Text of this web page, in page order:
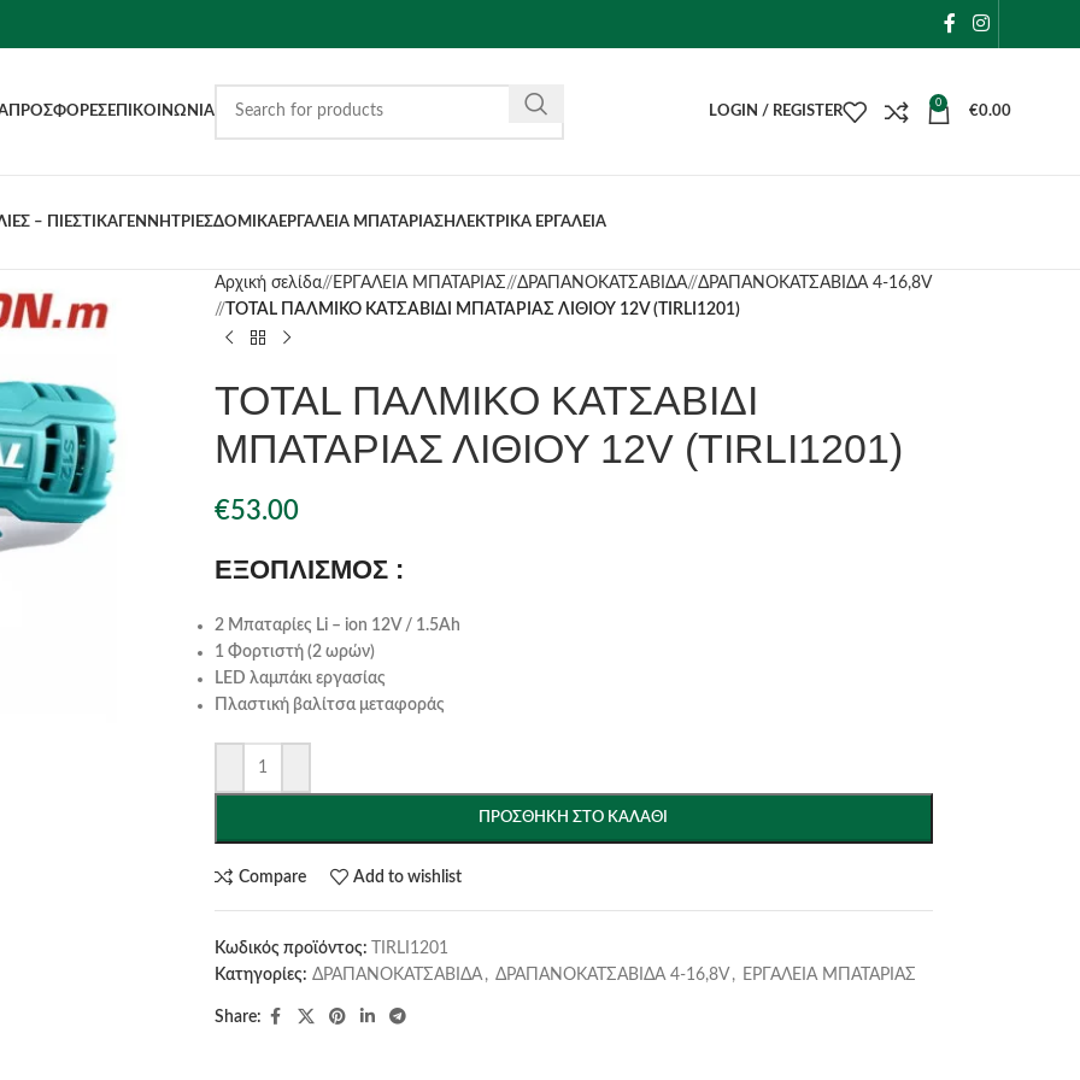
ΠΡΟΣΦΟΡΈΣΕΠΙΚΟΙΝΩΝΊΑ LOGIN / REGISTER
0
€0.00
– ΠΙΕΣΤΙΚΑ ΓΕΝΝΗΤΡΙΕΣΔΟΜΙΚΑΕΡΓΑΛΕΙΑ ΜΠΑΤΑΡΙΑΣΗΛΕΚΤΡΙΚΑ ΕΡΓΑΛΕΙΑ
Αρχική σελίδα/ ΕΡΓΑΛΕΙΑ ΜΠΑΤΑΡΙΑΣ/ ΔΡΑΠΑΝΟΚΑΤΣΑΒΙΔΑ/ ΔΡΑΠΑΝΟΚΑΤΣΑΒΙΔΑ 4-16,8V
/
TOTAL ΠΑΛΜΙΚΟ ΚΑΤΣΑΒΙΔΙ ΜΠΑΤΑΡΙΑΣ ΛΙΘΙΟΥ 12V (TIRLI1201)
TOTAL ΠΑΛΜΙΚΟ ΚΑΤΣΑΒΙΔΙ
ΜΠΑΤΑΡΙΑΣ ΛΙΘΙΟΥ 12V (TIRLI1201)
€53.00
ΕΞΟΠΛΙΣΜΟΣ :
2 Μπαταρίες Li – ion 12V / 1.5Ah
1 Φορτιστή (2 ωρών)
LED λαμπάκι εργασίας
Πλαστική βαλίτσα μεταφοράς
ΠΡΟΣΘΉΚΗ ΣΤΟ ΚΑΛΆΘΙ
Compare Add to wishlist
Κωδικός προϊόντος:
TIRLI1201
Κατηγορίες: ΔΡΑΠΑΝΟΚΑΤΣΑΒΙΔΑ , ΔΡΑΠΑΝΟΚΑΤΣΑΒΙΔΑ 4-16,8V , ΕΡΓΑΛΕΙΑ ΜΠΑΤΑΡΙΑΣ
Share: